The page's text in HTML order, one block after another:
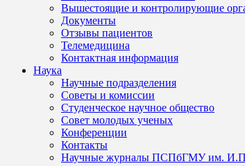
Вышестоящие и контролирующие
Документы
Отзывы пациентов
Телемедицина
Контактная информация
Наука
Научные подразделения
Советы и комиссии
Студенческое научное общество
Совет молодых ученых
Конференции
Контакты
Научные журналы ПСПбГМУ им.